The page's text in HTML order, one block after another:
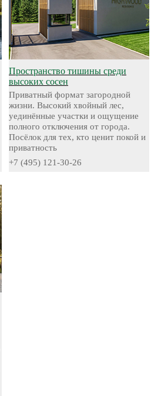
Пространство тишины среди
высоких сосен
Приватный формат загородной
жизни. Высокий хвойный лес,
уединённые участки и ощущение
полного отключения от города.
Посёлок для тех, кто ценит покой и
приватность
+7 (495) 121-30-26